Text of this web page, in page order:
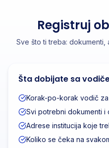
Registruj
Sve što ti treba:
Šta dobijate sa
Korak-po-korak vodič
Svi potrebni dokumenti i
Adrese institucija koje
Koliko se čeka na